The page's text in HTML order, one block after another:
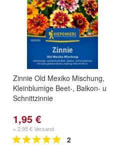
Zinnie Old Mexiko Mischung,
Kleinblumige Beet-, Balkon- u
Schnittzinnie
1,95 €
+ 2,95 € Versand
2